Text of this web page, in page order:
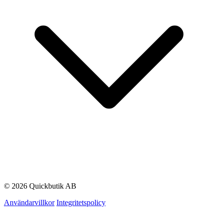
© 2026 Quickbutik AB
Användarvillkor Integritetspolicy